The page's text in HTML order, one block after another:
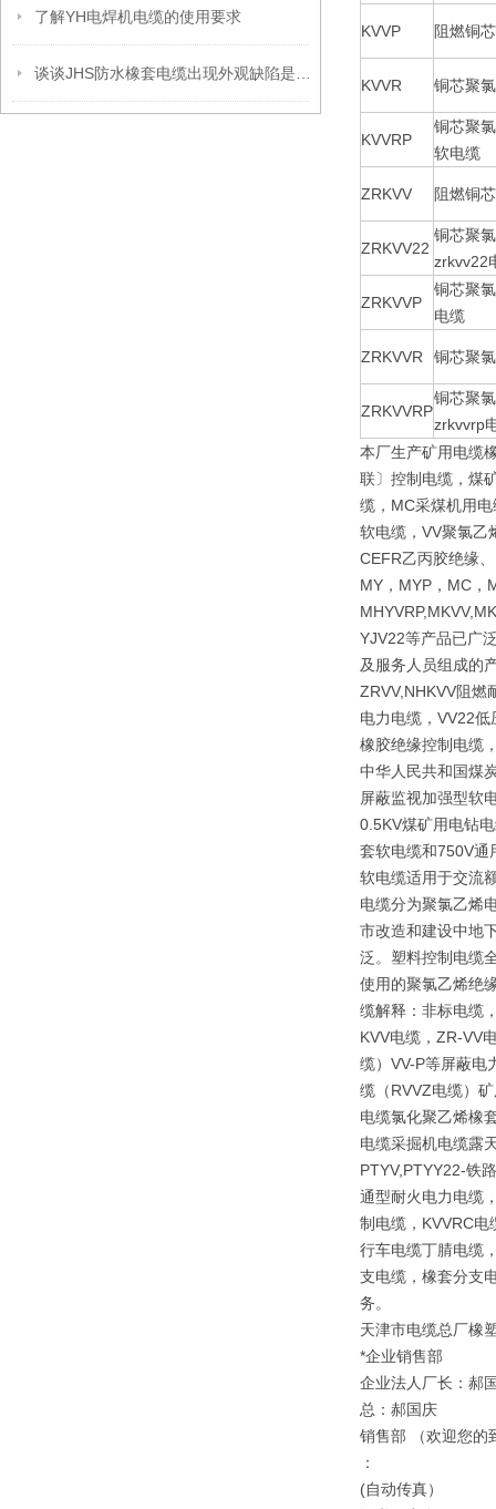
了解YH电焊机电缆的使用要求
KVVP 阻燃铜
KVVR 铜芯聚
KVVRP
铜芯聚
软电缆
ZRKVV 阻燃铜
ZRKVV22
铜芯聚
zrkvv22
ZRKVVP
铜芯聚
电缆
ZRKVVR 铜芯聚
ZRKVVRP
铜芯聚
zrkvvrp
本厂生产矿用电缆
联〕控制电缆，煤
缆，MC采煤机用
软电缆，VV聚氯乙
CEFR乙丙胶绝缘
MY，MYP，MC，
YJV22等产品已广
及服务人员组成的
ZRVV,NHKVV阻燃
电力电缆，VV22
橡胶绝缘控制电缆
中华人民共和国煤
屏蔽监视加强型软
0.5KV煤矿用电钻
套软电缆和750V通
软电缆适用于交流
电缆分为聚氯乙烯
市改造和建设中地
泛。塑料控制电缆
使用的聚氯乙烯绝
缆解释：非标电缆
KVV电缆，ZR-VV
缆）VV-P等屏蔽电
缆（RVVZ电缆）
电缆氯化聚乙烯橡
电缆采掘机电缆露
PTYV,PTYY22-铁
通型耐火电力电缆
制电缆，KVVRC
行车电缆丁腈电缆
支电缆，橡套分支
务。
天津市电缆总厂橡
*企业销售部
企业法人厂长：郝
总：郝国庆
销售部 （欢迎您的
：
(自动传真）